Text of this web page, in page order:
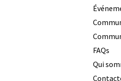
FAQs
Qui